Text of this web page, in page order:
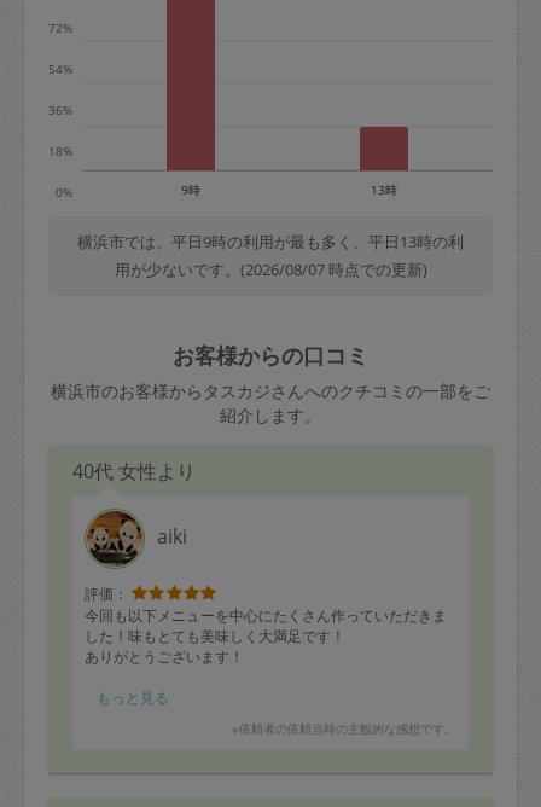
0%
18%
36%
54%
72%
9時 13時
横浜市では、平日9時の利用が最も多く、平日13時の利
用が少ないです。(2026/08/07 時点での更新)
お客様からの口コミ
横浜市のお客様からタスカジさんへのクチコミの一部をご
紹介します。
40代 女性より
aiki
評価：
今回も以下メニューを中心にたくさん作っていただきま
した！味もとても美味しく大満足です！
ありがとうございます！
トンカツ
海老と卵の塩炒め
もっと見る
※依頼者の依頼当時の主観的な感想です。